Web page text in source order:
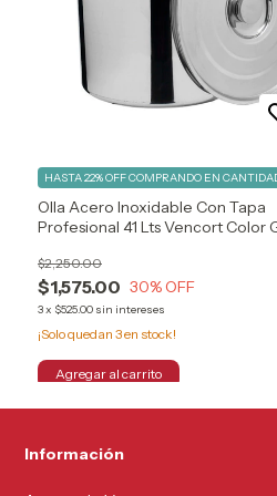
Olla Acero Inoxidable Con Tapa
Profesional 41 Lts Vencort Color
$1,575.00
$2,250.00
30% OFF
3x $525.00 sin intereses
HASTA 22% OFFCOMPRANDO EN
¡Solo quedan 3en stock!
Información